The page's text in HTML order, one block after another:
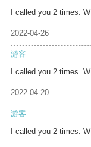
I called you 2 times. W
2022-04-26
游客
I called you 2 times. W
2022-04-20
游客
I called you 2 times. W